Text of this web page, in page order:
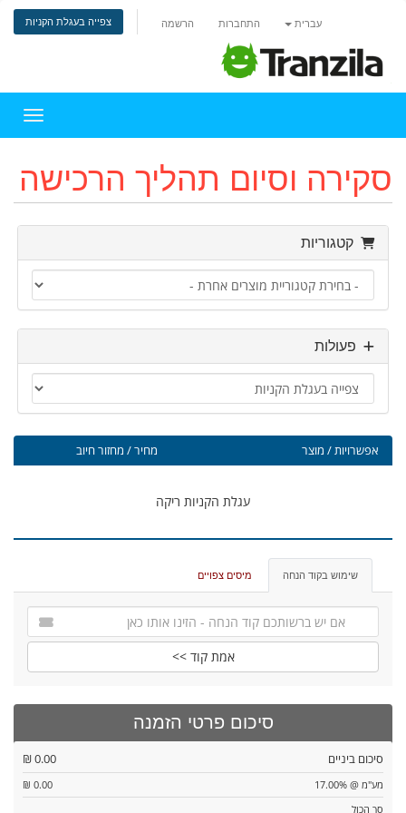
עברית התחברות הרשמה צפייה בעגלת הקניות
סקירה וסיום תהליך הרכישה
קטגוריות
פעולות
אפשרויות / מוצר מחיר / מחזור חיוב
עגלת הקניות ריקה
שימוש בקוד הנחה מיסים צפויים
אמת קוד >>
סיכום פרטי הזמנה
סיכום ביניים 0.00 ₪
מע"מ @ 17.00%
0.00 ₪
סך הכול